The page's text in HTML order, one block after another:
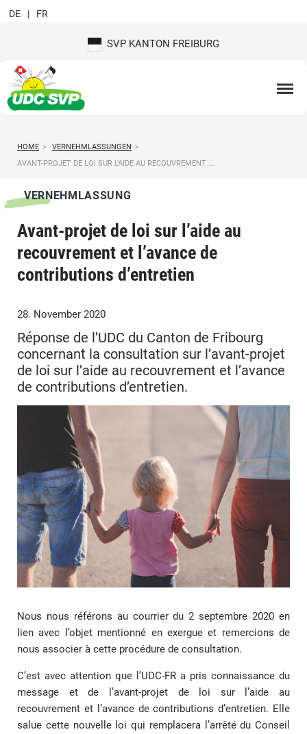
SVP KANTON FREIBURG
DE FR
HOME > VERNEHMLASSUNGEN >
AVANT-PROJET DE LOI SUR L’AIDE AU RECOUVREMENT ...
VERNEHMLASSUNG
Avant-projet de loi sur l’aide au
recouvrement et l’avance de
contributions d’entretien
28. November 2020
Réponse de l’UDC du Canton de Fribourg
concernant la consultation sur l’avant-projet
de loi sur l’aide au recouvrement et l’avance
de contributions d’entretien.
Nous nous référons au courrier du 2 septembre 2020 en
lien avec l’objet mentionné en exergue et remercions de
nous associer à cette procédure de consultation.
C’est avec attention que l’UDC-FR a pris connaissance du
message et de l’avant-projet de loi sur l’aide au
recouvrement et l’avance de contributions d’entretien. Elle
salue cette nouvelle loi qui remplacera l’arrêté du Conseil